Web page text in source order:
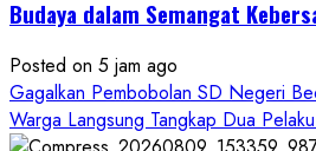
Budaya dalam Semangat
Posted on 5 jam ago
Gagalkan Pembobolan SD Negeri
Warga Langsung Tangkap Dua